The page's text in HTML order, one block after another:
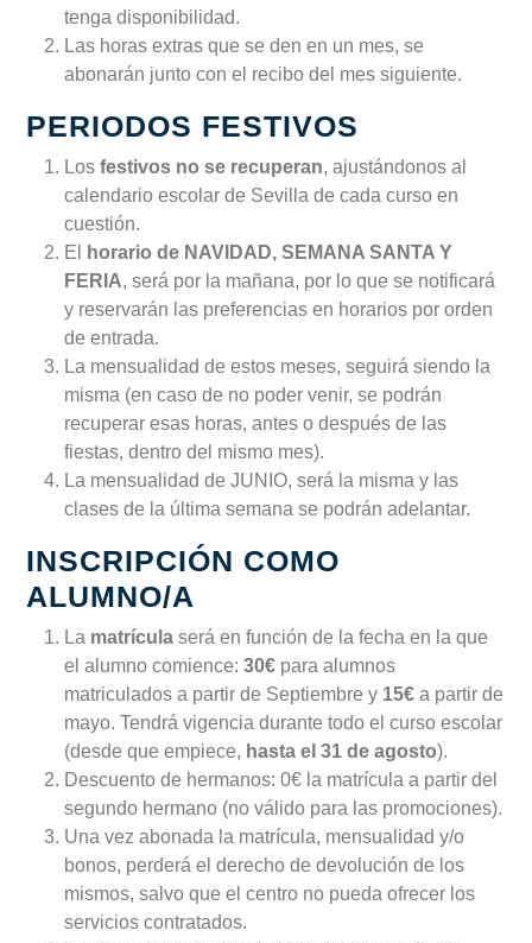
tenga disponibilidad.
Las horas extras que se den en un mes, se
abonarán junto con el recibo del mes siguiente.
PERIODOS FESTIVOS
Los festivos no se recuperan, ajustándonos al
calendario escolar de Sevilla de cada curso en
cuestión.
El
horario de NAVIDAD, SEMANA SANTA Y
FERIA, será por la mañana, por lo que se notificará
y reservarán las preferencias en horarios por orden
de entrada.
La mensualidad de estos meses, seguirá siendo la
misma (en caso de no poder venir, se podrán
recuperar esas horas, antes o después de las
fiestas, dentro del mismo mes).
La mensualidad de JUNIO, será la misma y las
clases de la última semana se podrán adelantar.
INSCRIPCIÓN COMO
ALUMNO/A
La matrícula será en función de la fecha en la que
el alumno comience: 30€ para alumnos
matriculados a partir de Septiembre y 15€ a partir de
mayo. Tendrá vigencia durante todo el curso escolar
(desde que empiece, hasta el 31 de agosto).
Descuento de hermanos: 0€ la matrícula a partir del
segundo hermano (no válido para las promociones).
Una vez abonada la matrícula, mensualidad y/o
bonos, perderá el derecho de devolución de los
mismos, salvo que el centro no pueda ofrecer los
servicios contratados.